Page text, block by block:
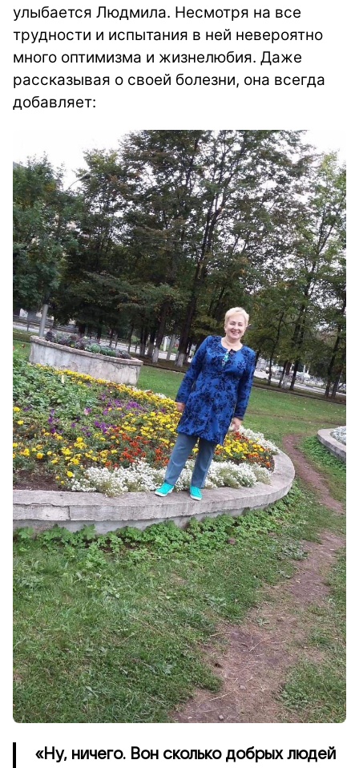
улыбается Людмила. Несмотря на все
трудности и испытания в ней невероятно
много оптимизма и жизнелюбия. Даже
рассказывая о своей болезни, она всегда
добавляет:
«Ну, ничего. Вон сколько добрых людей